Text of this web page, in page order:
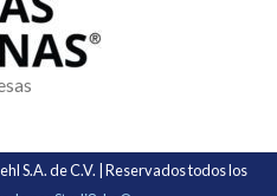
S.A. de C.V. | Reservados todos los